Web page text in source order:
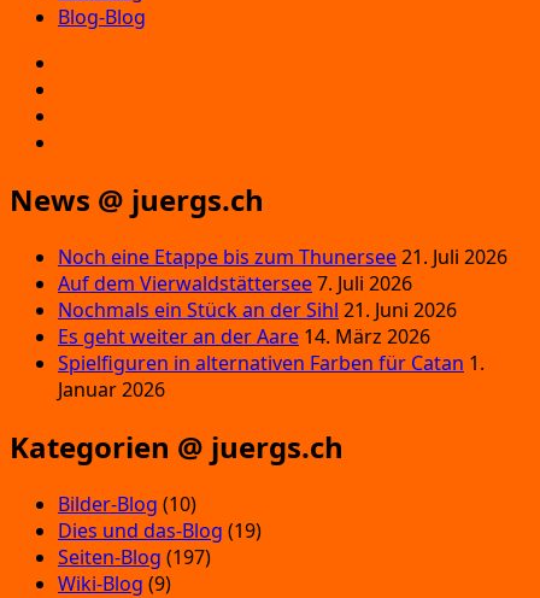
Blog-Blog
News @ juergs.ch
Noch eine Etappe bis zum Thunersee21. Juli 2026
Auf dem Vierwaldstättersee7. Juli 2026
Nochmals ein Stück an der Sihl 21. Juni 2026
Es geht weiter an der Aare 14. März 2026
Spielfiguren in alternativen Farben für Catan 1.
Januar 2026
Kategorien @ juergs.ch
Bilder-Blog (10)
Dies und das-Blog (19)
Seiten-Blog (197)
Wiki-Blog (9)